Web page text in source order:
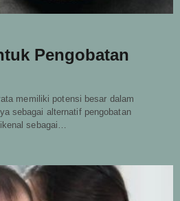
Pengobatan
memiliki potensi besar dalam
sebagai alternatif pengobatan
sebagai…